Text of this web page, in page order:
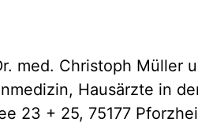
med. Christoph Müller
Hausärzte in
23 + 25, 75177